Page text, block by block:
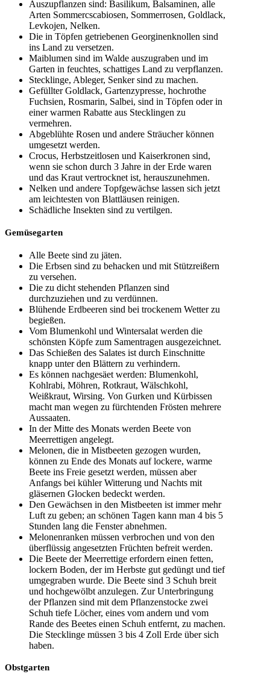
Auszupflanzen sind: Basilikum, Balsaminen, alle
Arten Sommercscabiosen, Sommerrosen, Goldlack,
Levkojen, Nelken.
Die in Töpfen getriebenen Georginenknollen sind
ins Land zu versetzen.
Maiblumen sind im Walde auszugraben und im
Garten in feuchtes, schattiges Land zu verpflanzen.
Stecklinge, Ableger, Senker sind zu machen.
Gefüllter Goldlack, Gartenzypresse, hochrothe
Fuchsien, Rosmarin, Salbei, sind in Töpfen oder in
einer warmen Rabatte aus Stecklingen zu
vermehren.
Abgeblühte Rosen und andere Sträucher können
umgesetzt werden.
Crocus, Herbstzeitlosen und Kaiserkronen sind,
wenn sie schon durch 3 Jahre in der Erde waren
und das Kraut vertrocknet ist, herauszunehmen.
Nelken und andere Topfgewächse lassen sich jetzt
am leichtesten von Blattläusen reinigen.
Schädliche Insekten sind zu vertilgen.
Gemüsegarten
Alle Beete sind zu jäten.
Die Erbsen sind zu behacken und mit Stützreißern
zu versehen.
Die zu dicht stehenden Pflanzen sind
durchzuziehen und zu verdünnen.
Blühende Erdbeeren sind bei trockenem Wetter zu
begießen.
Vom Blumenkohl und Wintersalat werden die
schönsten Köpfe zum Samentragen ausgezeichnet.
Das Schießen des Salates ist durch Einschnitte
knapp unter den Blättern zu verhindern.
Es können nachgesäet werden: Blumenkohl,
Kohlrabi, Möhren, Rotkraut, Wälschkohl,
Weißkraut, Wirsing. Von Gurken und Kürbissen
macht man wegen zu fürchtenden Frösten mehrere
Aussaaten.
In der Mitte des Monats werden Beete von
Meerrettigen angelegt.
Melonen, die in Mistbeeten gezogen wurden,
können zu Ende des Monats auf lockere, warme
Beete ins Freie gesetzt werden, müssen aber
Anfangs bei kühler Witterung und Nachts mit
gläsernen Glocken bedeckt werden.
Den Gewächsen in den Mistbeeten ist immer mehr
Luft zu geben; an schönen Tagen kann man 4 bis 5
Stunden lang die Fenster abnehmen.
Melonenranken müssen verbrochen und von den
überflüssig angesetzten Früchten befreit werden.
Die Beete der Meerrettige erfordern einen fetten,
lockern Boden, der im Herbste gut gedüngt und tief
umgegraben wurde. Die Beete sind 3 Schuh breit
und hochgewölbt anzulegen. Zur Unterbringung
der Pflanzen sind mit dem Pflanzenstocke zwei
Schuh tiefe Löcher, eines vom andern und vom
Rande des Beetes einen Schuh entfernt, zu machen.
Die Stecklinge müssen 3 bis 4 Zoll Erde über sich
haben.
Obstgarten